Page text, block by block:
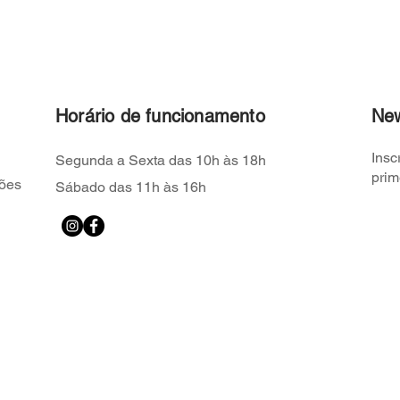
Horário de funcionamento
Sábado das 11h às 16h
Segunda a Sexta das 10h às 18h